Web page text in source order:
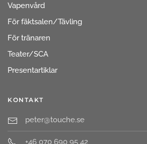
Vapenvård
För fäktsalen/Tävling
För tränaren
Teater/SCA
Presentartiklar
KONTAKT
peter@touche.se
+46 070 690 95 42